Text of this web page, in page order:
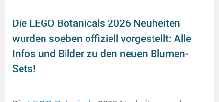
Die LEGO Botanicals 2026 Neuheiten
wurden soeben offiziell vorgestellt: Alle
Infos und Bilder zu den neuen Blumen-
Sets!